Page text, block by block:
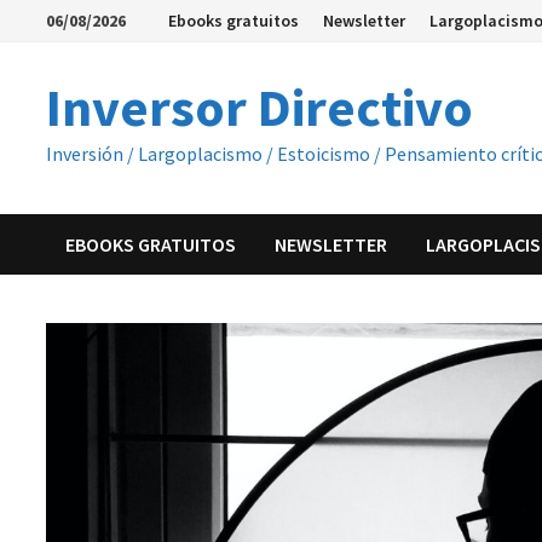
Saltar06/08/2026 Ebooks gratuitos Newsletter
Inversor Directivo
Inversión / Largoplacismo / Estoicismo / Pensamiento
EBOOKS GRATUITOS NEWSLETTER